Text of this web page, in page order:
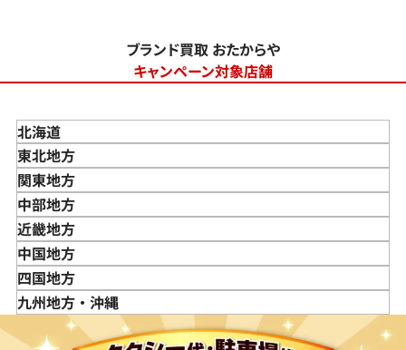
ブランド買取 おたからや
キャンペーン対象店舗
北海道
東北地方
青森県
岩手県
宮城県
秋田県
山形県
福島県
関東地方
東京都
神奈川県
埼玉県
千葉県
茨城県
栃木県
群馬県
中部地方
新潟県
富山県
石川県
山梨県
長野県
岐阜県
近畿地方
三重県
滋賀県
京都府
中国地方
鳥取県
島根県
四国地方
徳島県
九州地方・沖縄